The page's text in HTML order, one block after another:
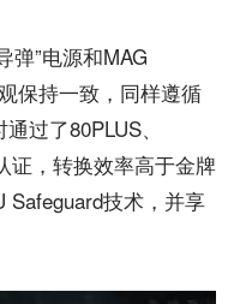
弹”电源和MAG
保持一致，同样遵循
过了80PLUS、
证，转换效率高于金牌
Safeguard技术，并享